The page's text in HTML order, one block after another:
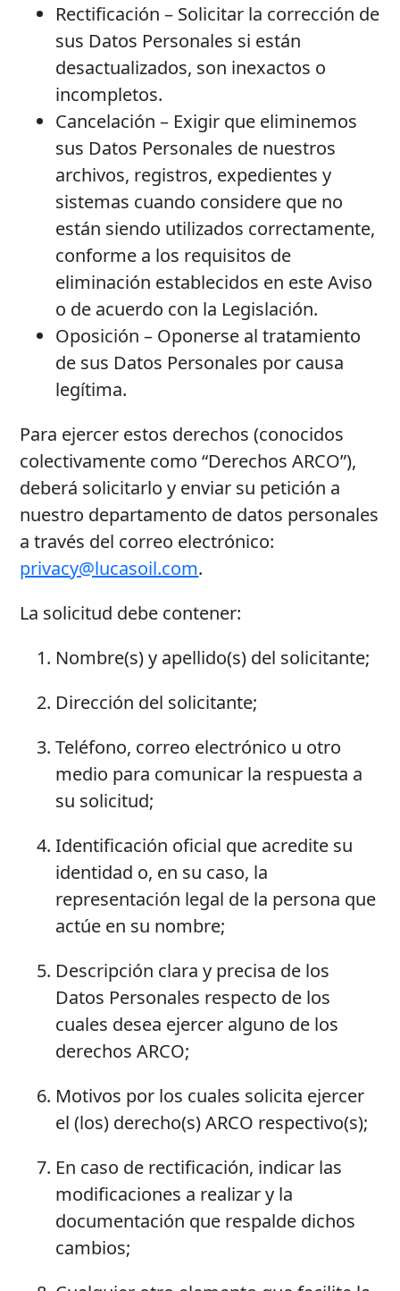
Rectificación – Solicitar la corrección de
sus Datos Personales si están
desactualizados, son inexactos o
incompletos.
Cancelación – Exigir que eliminemos
sus Datos Personales de nuestros
archivos, registros, expedientes y
sistemas cuando considere que no
están siendo utilizados correctamente,
conforme a los requisitos de
eliminación establecidos en este Aviso
o de acuerdo con la Legislación.
Oposición – Oponerse al tratamiento
de sus Datos Personales por causa
legítima.
Para ejercer estos derechos (conocidos
colectivamente como “Derechos ARCO”),
deberá solicitarlo y enviar su petición a
nuestro departamento de datos personales
a través del correo electrónico:
privacy@lucasoil.com.
La solicitud debe contener:
Nombre(s) y apellido(s) del solicitante;
Dirección del solicitante;
Teléfono, correo electrónico u otro
medio para comunicar la respuesta a
su solicitud;
Identificación oficial que acredite su
identidad o, en su caso, la
representación legal de la persona que
actúe en su nombre;
Descripción clara y precisa de los
Datos Personales respecto de los
cuales desea ejercer alguno de los
derechos ARCO;
Motivos por los cuales solicita ejercer
el (los) derecho(s) ARCO respectivo(s);
En caso de rectificación, indicar las
modificaciones a realizar y la
documentación que respalde dichos
cambios;